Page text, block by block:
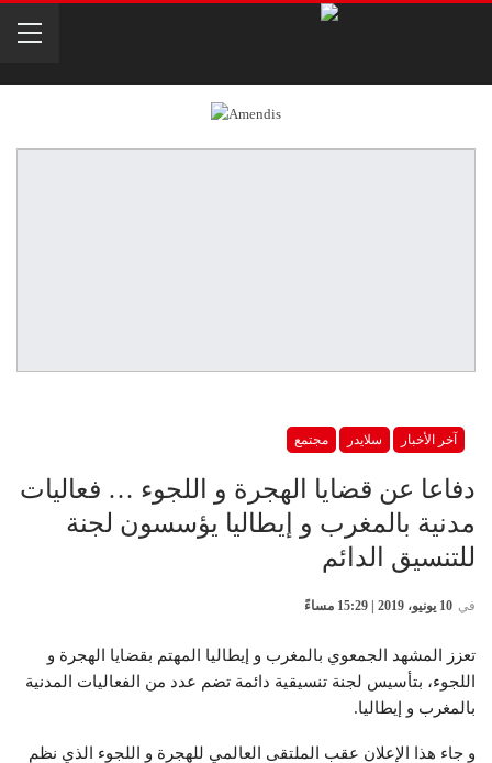
آخر الأخبار سلايدر مجتمع
دفاعا عن قضايا الهجرة و اللجوء … فعاليات
مدنية بالمغرب و إيطاليا يؤسسون لجنة
للتنسيق الدائم
في 10 يونيو، 2019 | 15:29 مساءً
تعزز المشهد الجمعوي بالمغرب و إيطاليا المهتم بقضايا الهجرة و
اللجوء، بتأسيس لجنة تنسيقية دائمة تضم عدد من الفعاليات المدنية
بالمغرب و إيطاليا.
و جاء هذا الإعلان عقب الملتقى العالمي للهجرة و اللجوء الذي نظم